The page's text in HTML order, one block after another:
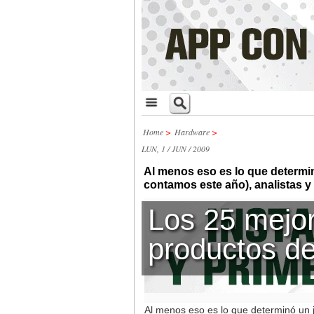
Home> Hardware>
LUN, 1 / JUN / 2009
Los 25
productos
Al menos eso es lo que
contamos este año), analistas
Al menos eso es lo que determinó